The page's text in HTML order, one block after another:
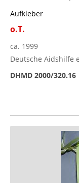
Aufkleber
o.T.
ca. 1999
Deutsche Aidshilfe
DHMD 2000/320.16